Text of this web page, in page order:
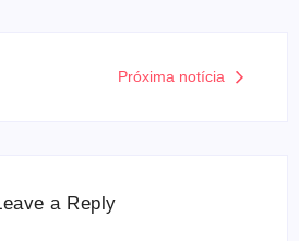
Próxima notícia
a Reply